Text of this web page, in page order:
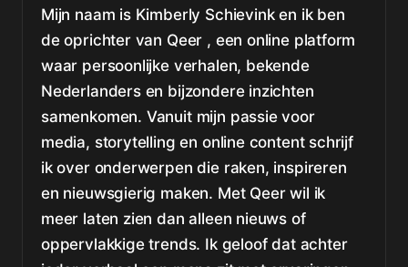
Mijn naam is Kimberly Schievink en ik ben
de oprichter van Qeer , een online platform
waar persoonlijke verhalen, bekende
Nederlanders en bijzondere inzichten
samenkomen. Vanuit mijn passie voor
media, storytelling en online content schrijf
ik over onderwerpen die raken, inspireren
en nieuwsgierig maken. Met Qeer wil ik
meer laten zien dan alleen nieuws of
oppervlakkige trends. Ik geloof dat achter